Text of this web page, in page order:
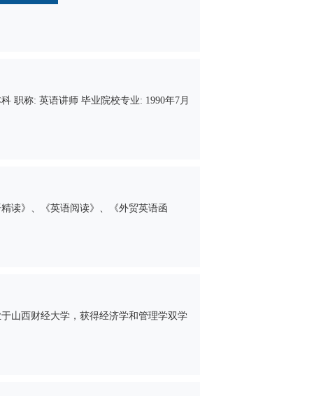
职称: 英语讲师 毕业院校专业: 1990年7月
读》、《英语阅读》、《外贸英语函
山西财经大学，获得经济学和管理学双学